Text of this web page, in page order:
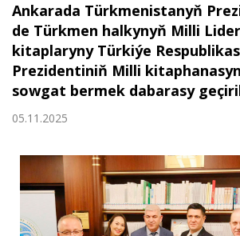
Ankarada Türkmenistanyň
de Türkmen halkynyň Milli
kitaplaryny Türkiýe
Prezidentiniň Milli
sowgat bermek dabarasy
05.11.2025